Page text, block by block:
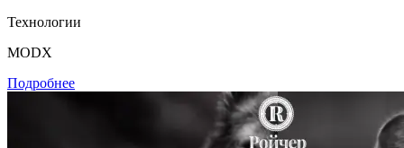
Технологии
MODX
Подробнее